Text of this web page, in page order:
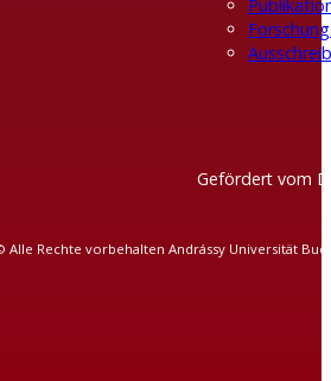
Gefördert vom
Alle Rechte vorbehalten Andrássy Universität